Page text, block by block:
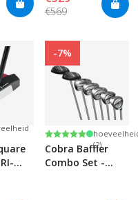
€569
-7%
Beoordeling:
5.0 uit 5 sterren
Kleine
(2)
Cobra Baffler
Combo Set -